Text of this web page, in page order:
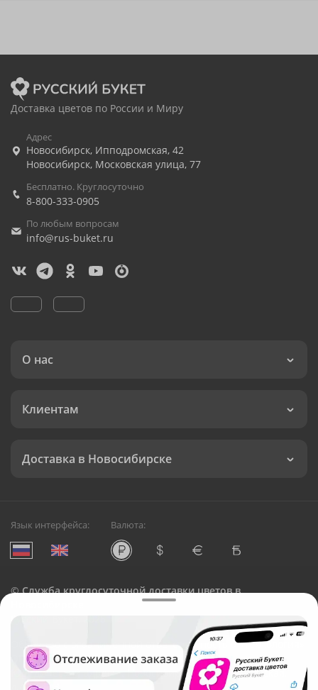
Доставка цветов по России и Миру
Адрес
Новосибирск, Ипподромская, 42
Новосибирск, Московская улица, 77
Бесплатно. Круглосуточно
8-800-333-0905
По любым вопросам
info@rus-buket.ru
О нас
Клиентам
Доставка в Новосибирске
Язык интерфейса: Валюта:
©Служба круглосуточной доставки цветов в
Русский Букет, 2026
Общество с ограниченной ответственностью «Технология»
ОГРН: 1195476081745, ИНН: 5410081997
Юридический адрес: г. Новосибирск, ул. Ипподромская,
д.42, оф. 3